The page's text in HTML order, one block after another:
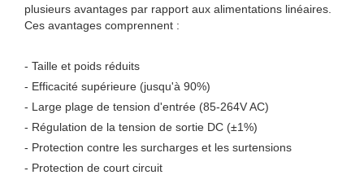
plusieurs avantages par rapport aux alimentations linéaires.
Ces avantages comprennent :
- Taille et poids réduits
- Efficacité supérieure (jusqu'à 90%)
- Large plage de tension d'entrée (85-264V AC)
- Régulation de la tension de sortie DC (±1%)
- Protection contre les surcharges et les surtensions
- Protection de court circuit